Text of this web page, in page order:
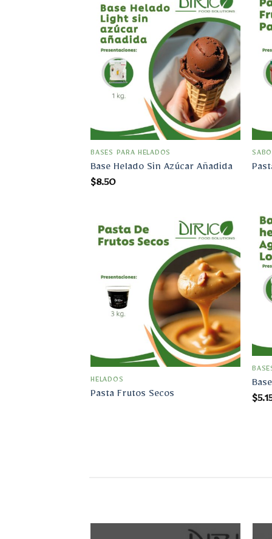
Añadir
a la
lista
de
deseos
BASES PARA HELADOS
Base Helado Sin Azúcar Añadida
$8.50
$
Añadir
a la
lista
de
deseos
HELADOS
Pasta Frutos Secos